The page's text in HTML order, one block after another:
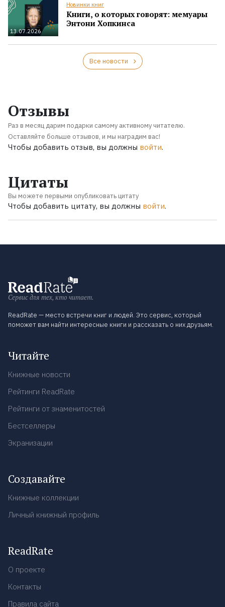
13.07.2026
Новинки книг
Книги, о которых говорят: мемуары
Энтони Хопкинса
Все новости
Отзывы
Раз в месяц дарим подарки самому активному читателю.
Оставляйте больше отзывов, и мы наградим вас!
Чтобы добавить отзыв, вы должны войти.
Цитаты
Вы можете первыми опубликовать цитату
Чтобы добавить цитату, вы должны войти.
Сервис для тех, кто читает.
ReadRate — место встречи книг и людей. Это сервис, который
поможет вам найти интересные книги и рассказать о них друзьям.
Читайте
Книжные новости
Рейтинги ReadRate
Рейтинги от знаменитостей
Бестселлеры
Экранизации
Создавайте
Книжные коллекции
Личный книжный профиль
ReadRate
О проекте
Контакты
Правила сайта